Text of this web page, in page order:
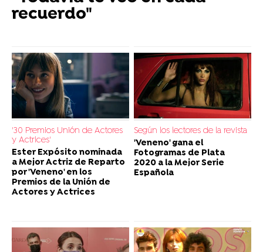
recuerdo"
'30 Premios Unión de Actores
y Actrices'
Ester Expósito nominada
a Mejor Actriz de Reparto
por 'Veneno' en los
Premios de la Unión de
Actores y Actrices
Según los lectores de la revista
'Veneno' gana el
Fotogramas de Plata
2020 a la Mejor Serie
Española